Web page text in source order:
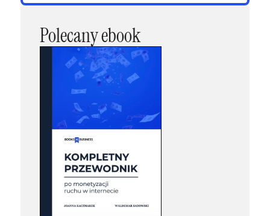
Polecany ebook